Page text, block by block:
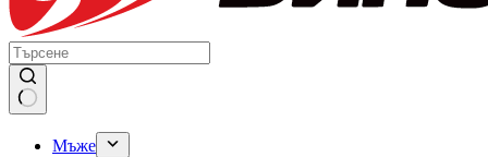
Мъже